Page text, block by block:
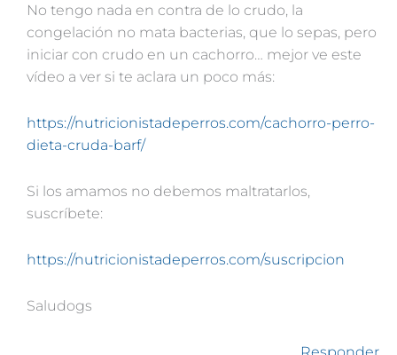
No tengo nada en contra de lo crudo, la
congelación no mata bacterias, que lo sepas, pero
iniciar con crudo en un cachorro… mejor ve este
vídeo a ver si te aclara un poco más:
https://nutricionistadeperros.com/cachorro-perro-
dieta-cruda-barf/
Si los amamos no debemos maltratarlos,
suscríbete:
https://nutricionistadeperros.com/suscripcion
Saludogs